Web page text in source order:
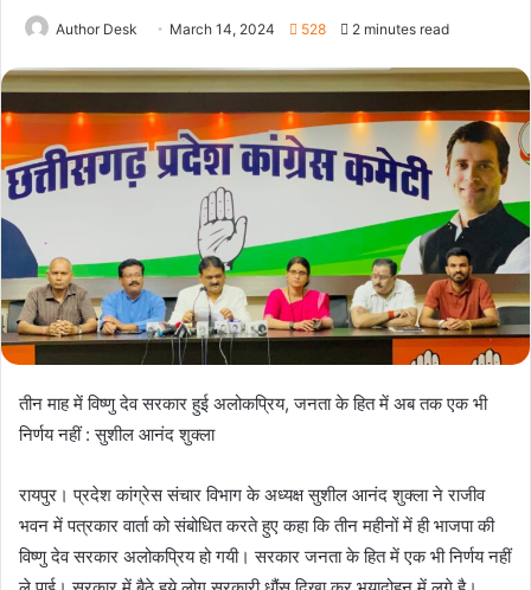
Author Desk March 14, 2024 528 2 minutes read
तीन माह में विष्णु देव सरकार हुई अलोकप्रिय, जनता के हित में अब तक एक भी
निर्णय नहीं : सुशील आनंद शुक्ला
रायपुर। प्रदेश कांग्रेस संचार विभाग के अध्यक्ष सुशील आनंद शुक्ला ने राजीव
भवन में पत्रकार वार्ता को संबोधित करते हुए कहा कि तीन महीनों में ही भाजपा की
विष्णु देव सरकार अलोकप्रिय हो गयी। सरकार जनता के हित में एक भी निर्णय नहीं